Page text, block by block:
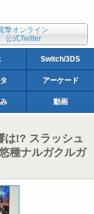
撃オンライン
公式Twitter
Switch/3DS
アーケード
動画
は!? スラッシュ
種ナルガクルガ